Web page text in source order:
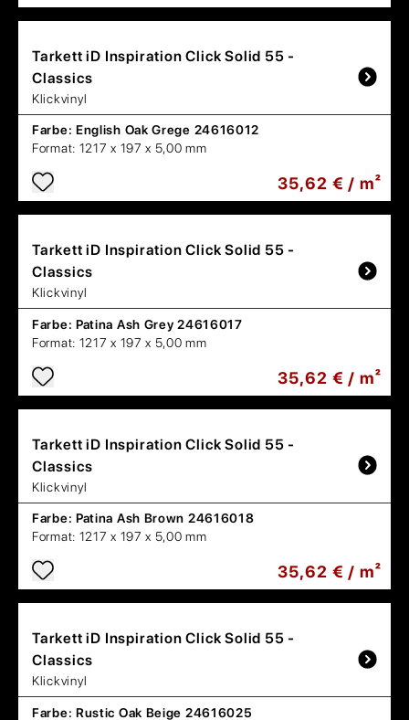
Tarkett iD Inspiration Click Solid 55 -
Classics
Klickvinyl
Farbe: English Oak Grege 24616012
Format: 1217 x 197 x 5,00 mm
35,62 € / m²
Tarkett iD Inspiration Click Solid 55 -
Classics
Klickvinyl
Farbe: Patina Ash Grey 24616017
Format: 1217 x 197 x 5,00 mm
35,62 € / m²
Tarkett iD Inspiration Click Solid 55 -
Classics
Klickvinyl
Farbe: Patina Ash Brown 24616018
Format: 1217 x 197 x 5,00 mm
35,62 € / m²
Tarkett iD Inspiration Click Solid 55 -
Classics
Klickvinyl
Farbe: Rustic Oak Beige 24616025